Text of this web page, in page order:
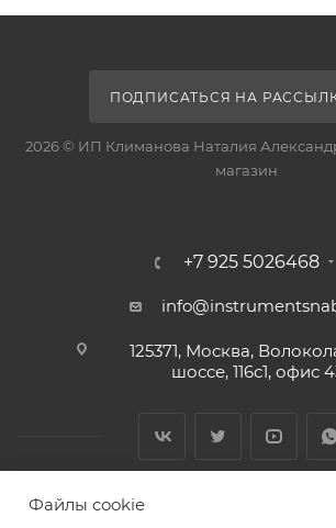
ПОДПИСАТЬСЯ НА
2026 © ИП Климанова Наталия
магазин
+7 925 5026468
125371, Москва,
шоссе, 116с1, офис
Файлы cookie